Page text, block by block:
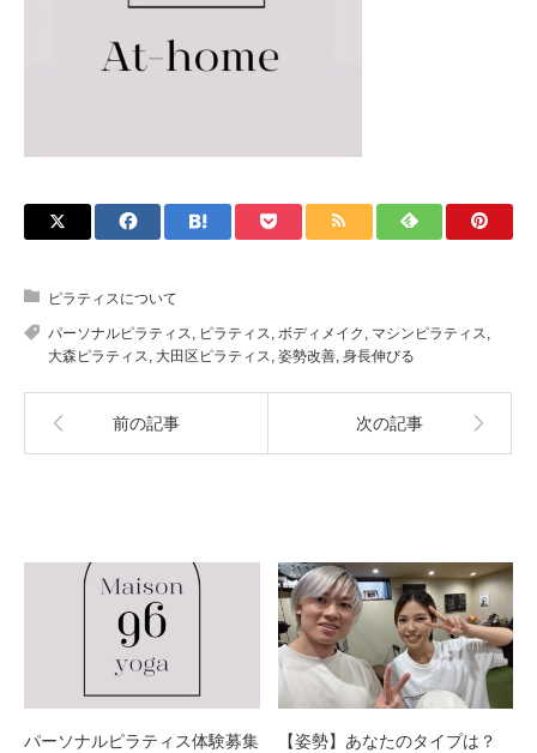
ピラティスについて
パーソナルピラティス ピラティス ボディメイク マシンピラティス
大森ピラティス
大田区ピラティス 姿勢改善 身長伸びる
前の記事 次の記事
パーソナルピラティス体験募集
【姿勢】あなたのタイプは？